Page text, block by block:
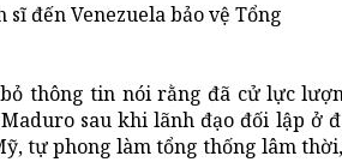
đến Venezuela bảo vệ Tổng
thông tin nói rằng đã cử lực
sau khi lãnh đạo đối lập ở
tự phong làm tổng thống lâm